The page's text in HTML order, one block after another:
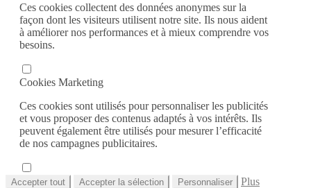
Ces cookies collectent des données anonymes sur la
façon dont les visiteurs utilisent notre site. Ils nous aident
à améliorer nos performances et à mieux comprendre vos
besoins.
Cookies Marketing
Ces cookies sont utilisés pour personnaliser les publicités
et vous proposer des contenus adaptés à vos intérêts. Ils
peuvent également être utilisés pour mesurer l’efficacité
de nos campagnes publicitaires.
Accepter tout Accepter la sélection Personnaliser
Plus